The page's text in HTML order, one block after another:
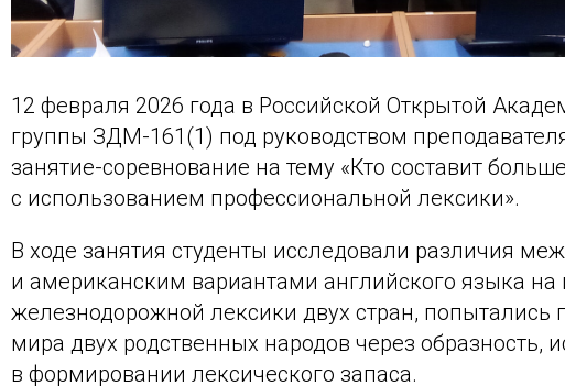
12 февраля 2026 года в Российской Открытой
группы ЗДМ-161(1) под руководством
занятие-соревнование на тему «Кто составит
с использованием профессиональной лексики».
В ходе занятия студенты исследовали различия
и американским вариантами английского языка на
железнодорожной лексики двух стран, попытались
мира двух родственных народов через образность,
в формировании лексического запаса.